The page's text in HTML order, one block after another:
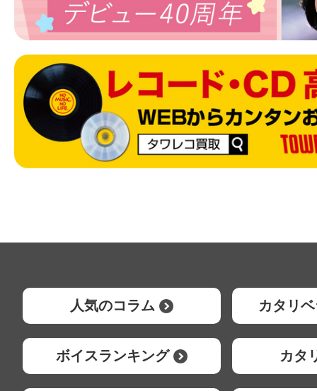
人気のコラム カタリ
ボイスランキング カタ